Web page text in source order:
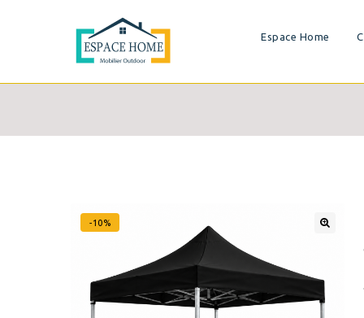
Espace Home
-10%